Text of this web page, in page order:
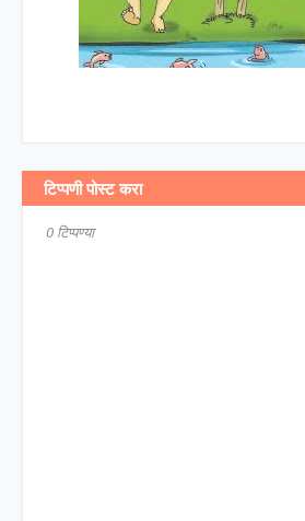
टिप्पणी पोस्ट करा
0 टिप्पण्या